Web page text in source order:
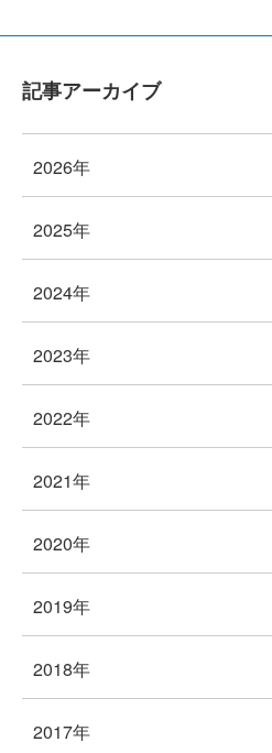
記事アーカイブ
2026年
2025年
2024年
2023年
2022年
2021年
2020年
2019年
2018年
2017年